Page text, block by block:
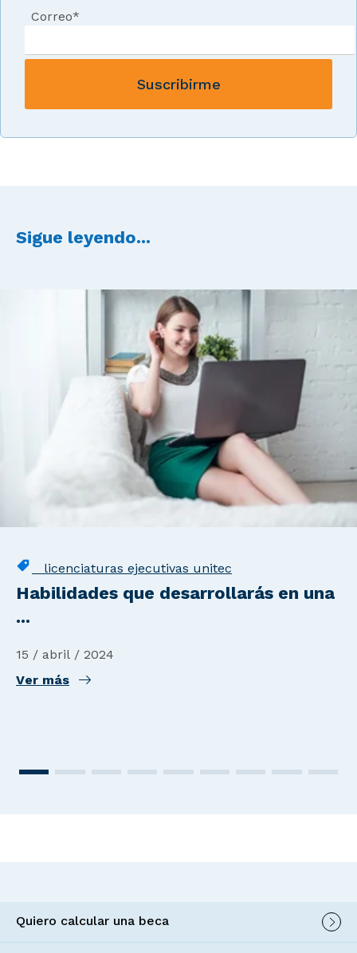
Correo*
Sigue leyendo...
licenciaturas ejecutivas unitec
Habilidades que desarrollarás en una
...
15 / abril / 2024
Ver más
Quiero calcular una beca